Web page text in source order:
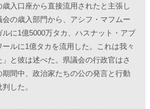
歳入口座から直接流用されたと主張し
の歳入部門から、アシフ・マフムー
ルに1億5000万タカ、ハスナット・アブ
ールに1億タカを流用した。これは我々
」と彼は述べた。県議会の行政官はさ
期間中、政治家たちの公の発言と行動
した。